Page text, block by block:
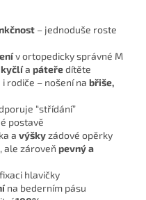
– jednoduše roste
v ortopedicky správné M
a páteředítěte
rodiče – nošení na břiše,
“střídání”
postavě
a výškyzádové opěrky
, ale zároveň pevný a
hlavičky
na bederním pásu